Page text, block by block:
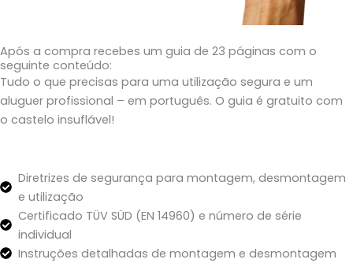
Após a compra recebes um guia de 23 páginas com o
seguinte conteúdo:
Tudo o que precisas para uma utilização segura e um
aluguer profissional – em português. O guia é gratuito com
o castelo insuflável!
Diretrizes de segurança para montagem, desmontagem
e utilização
Certificado TÜV SÜD (EN 14960) e número de série
individual
Instruções detalhadas de montagem e desmontagem